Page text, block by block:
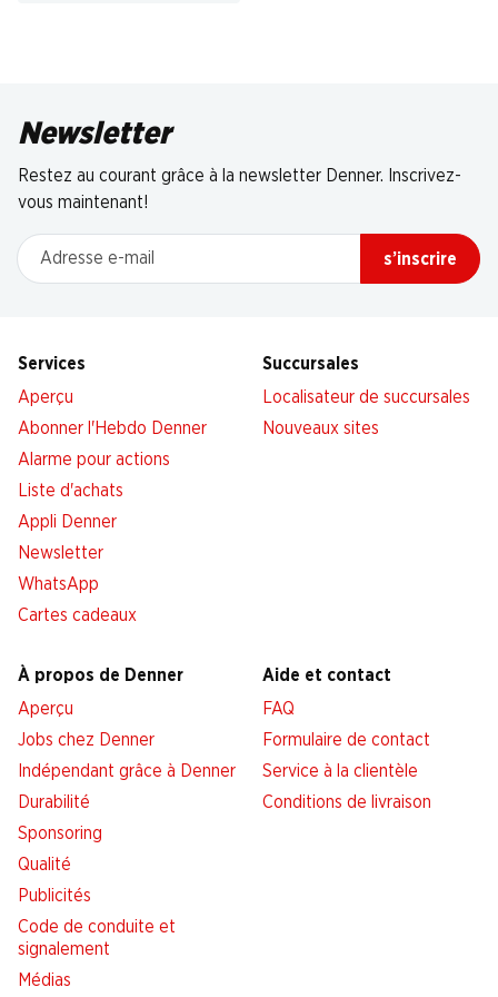
Newsletter
Restez au courant grâce à la newsletter Denner. Inscrivez-
vous maintenant!
Adresse e-mail
s’inscrire
Services
Aperçu
Abonner l'Hebdo Denner
Alarme pour actions
Liste d'achats
Appli Denner
Newsletter
WhatsApp
Cartes cadeaux
Succursales
Localisateur de succursales
Nouveaux sites
À propos de Denner
Aperçu
Jobs chez Denner
Indépendant grâce à Denner
Durabilité
Sponsoring
Qualité
Publicités
Code de conduite et
signalement
Médias
Aide et contact
FAQ
Formulaire de contact
Service à la clientèle
Conditions de livraison